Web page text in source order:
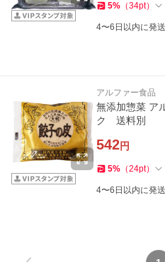
5% （34pt）
4〜6日以内に発
アルファー食品
無添加惣菜 ア
ク 送料別
542円
5% （24pt）
4〜6日以内に発